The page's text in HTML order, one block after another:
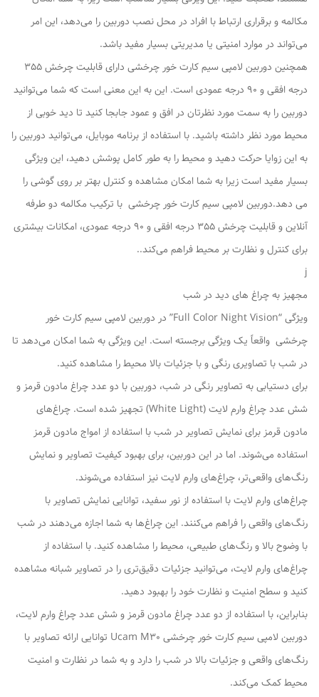
مکالمه و برقراری ارتباط با افراد در محل نصب دوربین را می‌دهد، این امر
می‌تواند در موارد امنیتی یا مدیریتی بسیار مفید باشد.
همچنین دوربین لامپی سیم کارت خور چرخشی دارای قابلیت چرخش 355
درجه افقی و 90 درجه عمودی است. این به این معنی است که شما می‌توانید
دوربین را به سمت مورد نظرتان در افق و عمود جابجا کنید تا دید خوبی از
محیط مورد نظر داشته باشید. با استفاده از برنامه موبایل، می‌توانید دوربین را
به این زوایا حرکت دهید و محیط را به طور کامل پوشش دهید، این ویژگی
بسیار مفید است زیرا به شما امکان مشاهده و کنترل بهتر بر روی گوشی را
می دهد.دوربین لامپی سیم کارت خور چرخشی با ترکیب مکالمه دو طرفه
آنلاین و قابلیت چرخش 355 درجه افقی و 90 درجه عمودی، امکانات بیشتری
برای کنترل و نظارت بر محیط فراهم می‌کند..
j
مجهیز به چراغ های دید در شب
ویژگی “Full Color Night Vision” در دوربین لامپی سیم کارت خور
چرخشی واقعاً یک ویژگی برجسته است. این ویژگی به شما امکان می‌دهد تا
در شب با تصاویری رنگی و با جزئیات بالا محیط را مشاهده کنید.
برای دستیابی به تصاویر رنگی در شب، دوربین با دو عدد چراغ مادون قرمز و
شش عدد چراغ وارم لایت (White Light) تجهیز شده است. چراغ‌های
مادون قرمز برای نمایش تصاویر در شب با استفاده از امواج مادون قرمز
استفاده می‌شوند. اما در این دوربین، برای بهبود کیفیت تصاویر و نمایش
رنگ‌های واقعی‌تر، چراغ‌های وارم لایت نیز استفاده می‌شوند.
چراغ‌های وارم لایت با استفاده از نور سفید، توانایی نمایش تصاویر با
رنگ‌های واقعی را فراهم می‌کنند. این چراغ‌ها به شما اجازه می‌دهند در شب
با وضوح بالا و رنگ‌های طبیعی، محیط را مشاهده کنید. با استفاده از
چراغ‌های وارم لایت، می‌توانید جزئیات دقیق‌تری را در تصاویر شبانه مشاهده
کنید و سطح امنیت و نظارت خود را بهبود دهید.
بنابراین، با استفاده از دو عدد چراغ مادون قرمز و شش عدد چراغ وارم لایت،
دوربین لامپی سیم کارت خور چرخشی Ucam M30 توانایی ارائه تصاویر با
رنگ‌های واقعی و جزئیات بالا در شب را دارد و به شما در نظارت و امنیت
محیط کمک می‌کند.